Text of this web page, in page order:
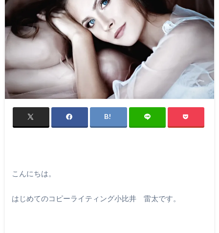
こんにちは。
はじめてのコピーライティング小比井 雷太です。